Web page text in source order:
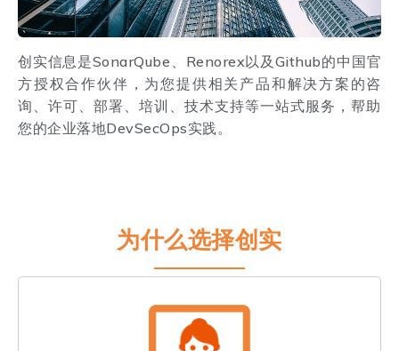
创实信息是SonarQube、Renorex以及Github的中国官
方授权合作伙伴，为您提供相关产品和解决方案的咨
询、许可、部署、培训、技术支持等一站式服务，帮助
您的企业落地DevSecOps实践。
为什么选择创实